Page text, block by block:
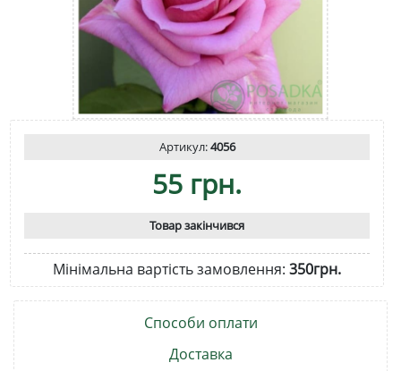
Артикул:4056
55 грн.
Товар закінчився
Мінімальна вартість замовлення: 350грн.
Способи оплати
Доставка